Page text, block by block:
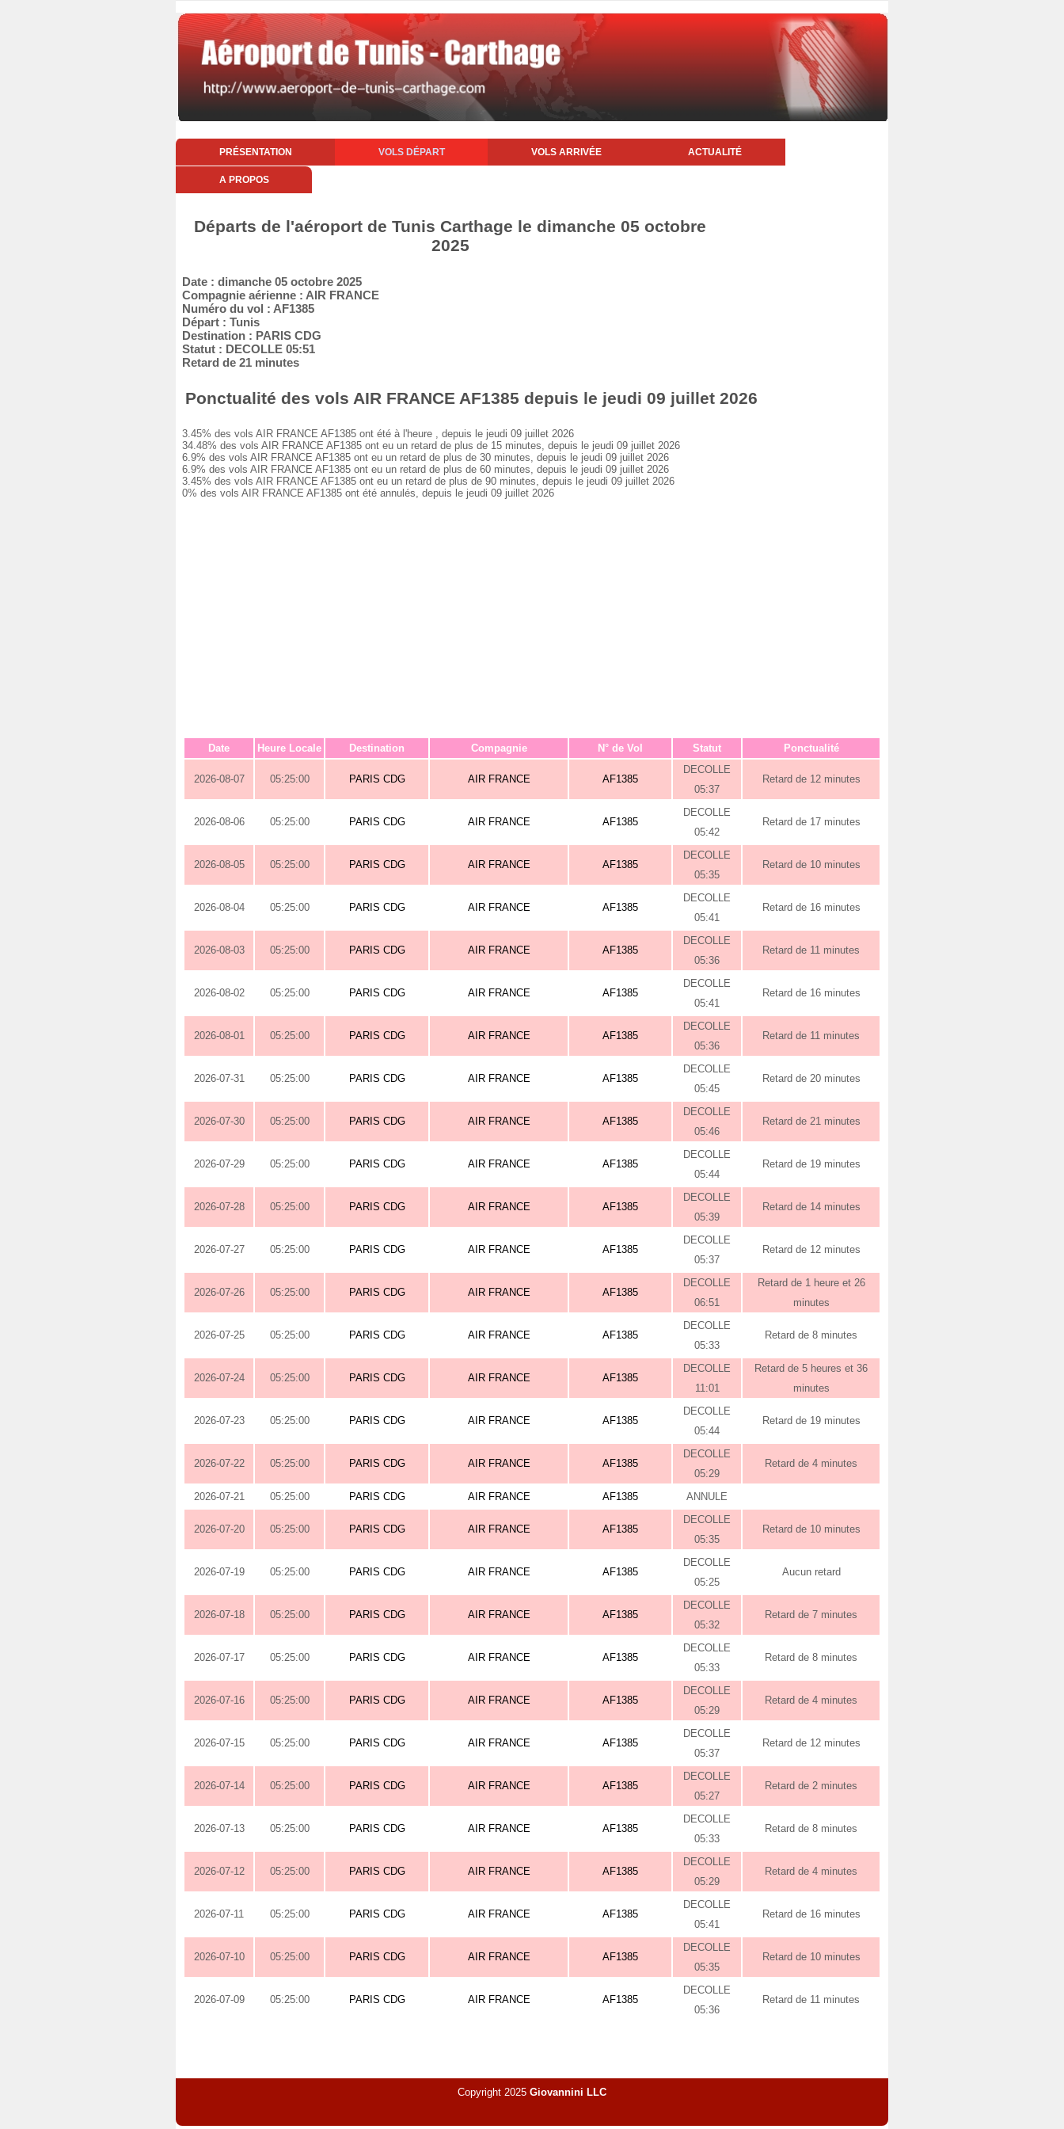
PRÉSENTATION VOLS DÉPART VOLS ARRIVÉE ACTUALITÉ
A PROPOS
Départs de l'aéroport de Tunis Carthage le dimanche 05 octobre
2025
Date : dimanche 05 octobre 2025
Compagnie aérienne : AIR FRANCE
Numéro du vol : AF1385
Départ : Tunis
Destination : PARIS CDG
Statut : DECOLLE 05:51
Retard de 21 minutes
Ponctualité des vols AIR FRANCE AF1385 depuis le jeudi 09 juillet 2026
3.45% des vols AIR FRANCE AF1385 ont été à l'heure , depuis le jeudi 09 juillet 2026
34.48% des vols AIR FRANCE AF1385 ont eu un retard de plus de 15 minutes, depuis le jeudi 09 juillet 2026
6.9% des vols AIR FRANCE AF1385 ont eu un retard de plus de 30 minutes, depuis le jeudi 09 juillet 2026
6.9% des vols AIR FRANCE AF1385 ont eu un retard de plus de 60 minutes, depuis le jeudi 09 juillet 2026
3.45% des vols AIR FRANCE AF1385 ont eu un retard de plus de 90 minutes, depuis le jeudi 09 juillet 2026
0% des vols AIR FRANCE AF1385 ont été annulés, depuis le jeudi 09 juillet 2026
Date Heure Locale Destination Compagnie N° de Vol Statut Ponctualité
2026-08-07 05:25:00 PARIS CDG AIR FRANCE AF1385
DECOLLE
05:37
Retard de 12 minutes
2026-08-06 05:25:00 PARIS CDG AIR FRANCE AF1385
DECOLLE
05:42
Retard de 17 minutes
2026-08-05 05:25:00 PARIS CDG AIR FRANCE AF1385
DECOLLE
05:35
Retard de 10 minutes
2026-08-04 05:25:00 PARIS CDG AIR FRANCE AF1385
DECOLLE
05:41
Retard de 16 minutes
2026-08-03 05:25:00 PARIS CDG AIR FRANCE AF1385
DECOLLE
05:36
Retard de 11 minutes
2026-08-02 05:25:00 PARIS CDG AIR FRANCE AF1385
DECOLLE
05:41
Retard de 16 minutes
2026-08-01 05:25:00 PARIS CDG AIR FRANCE AF1385
DECOLLE
05:36
Retard de 11 minutes
2026-07-31 05:25:00 PARIS CDG AIR FRANCE AF1385
DECOLLE
05:45
Retard de 20 minutes
2026-07-30 05:25:00 PARIS CDG AIR FRANCE AF1385
DECOLLE
05:46
Retard de 21 minutes
2026-07-29 05:25:00 PARIS CDG AIR FRANCE AF1385
DECOLLE
05:44
Retard de 19 minutes
2026-07-28 05:25:00 PARIS CDG AIR FRANCE AF1385
DECOLLE
05:39
Retard de 14 minutes
2026-07-27 05:25:00 PARIS CDG AIR FRANCE AF1385
DECOLLE
05:37
Retard de 12 minutes
2026-07-26 05:25:00 PARIS CDG AIR FRANCE AF1385
DECOLLE
06:51
Retard de 1 heure et 26
minutes
2026-07-25 05:25:00 PARIS CDG AIR FRANCE AF1385
DECOLLE
05:33
Retard de 8 minutes
2026-07-24 05:25:00 PARIS CDG AIR FRANCE AF1385
DECOLLE
11:01
Retard de 5 heures et 36
minutes
2026-07-23 05:25:00 PARIS CDG AIR FRANCE AF1385
DECOLLE
05:44
Retard de 19 minutes
2026-07-22 05:25:00 PARIS CDG AIR FRANCE AF1385
DECOLLE
05:29
Retard de 4 minutes
2026-07-21 05:25:00 PARIS CDG AIR FRANCE AF1385 ANNULE
2026-07-20 05:25:00 PARIS CDG AIR FRANCE AF1385
DECOLLE
05:35
Retard de 10 minutes
2026-07-19 05:25:00 PARIS CDG AIR FRANCE AF1385
DECOLLE
05:25
Aucun retard
2026-07-18 05:25:00 PARIS CDG AIR FRANCE AF1385
DECOLLE
05:32
Retard de 7 minutes
2026-07-17 05:25:00 PARIS CDG AIR FRANCE AF1385
DECOLLE
05:33
Retard de 8 minutes
2026-07-16 05:25:00 PARIS CDG AIR FRANCE AF1385
DECOLLE
05:29
Retard de 4 minutes
2026-07-15 05:25:00 PARIS CDG AIR FRANCE AF1385
DECOLLE
05:37
Retard de 12 minutes
2026-07-14 05:25:00 PARIS CDG AIR FRANCE AF1385
DECOLLE
05:27
Retard de 2 minutes
2026-07-13 05:25:00 PARIS CDG AIR FRANCE AF1385
DECOLLE
05:33
Retard de 8 minutes
2026-07-12 05:25:00 PARIS CDG AIR FRANCE AF1385
DECOLLE
05:29
Retard de 4 minutes
2026-07-11 05:25:00 PARIS CDG AIR FRANCE AF1385
DECOLLE
05:41
Retard de 16 minutes
2026-07-10 05:25:00 PARIS CDG AIR FRANCE AF1385
DECOLLE
05:35
Retard de 10 minutes
2026-07-09 05:25:00 PARIS CDG AIR FRANCE AF1385
DECOLLE
05:36
Retard de 11 minutes
Copyright 2025 Giovannini LLC